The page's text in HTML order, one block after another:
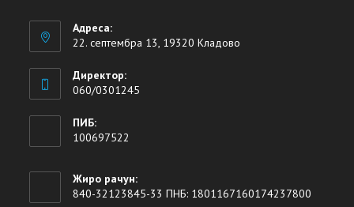
Адреса:
22. септембра 13, 19320 Кладово
Директор:
060/0301245
ПИБ:
100697522
Жиро рачун:
840-32123845-33 ПНБ: 1801167160174237800